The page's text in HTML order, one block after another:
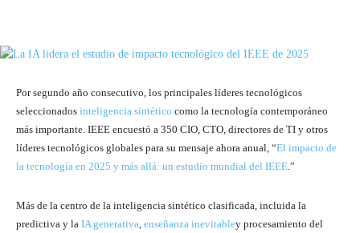
Por segundo año consecutivo, los principales líderes tecnológicos
seleccionados inteligencia sintético como la tecnología contemporáneo
más importante. IEEE encuestó a 350 CIO, CTO, directores de TI y otros
líderes tecnológicos globales para su mensaje ahora anual, “El impacto de
la tecnología en 2025 y más allá: un estudio mundial del IEEE.”
Más de la centro de la inteligencia sintético clasificada, incluida la
predictiva y la IA generativa, enseñanza inevitabley procesamiento del